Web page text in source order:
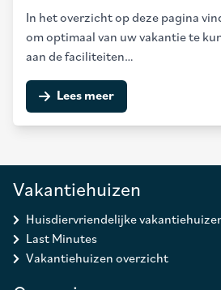
In het overzicht op deze pagina
om optimaal van uw vakantie te
aan de faciliteiten…
Lees meer
Vakantiehuizen
Huisdiervriendelijke
Last Minutes
Vakantiehuizen overzicht